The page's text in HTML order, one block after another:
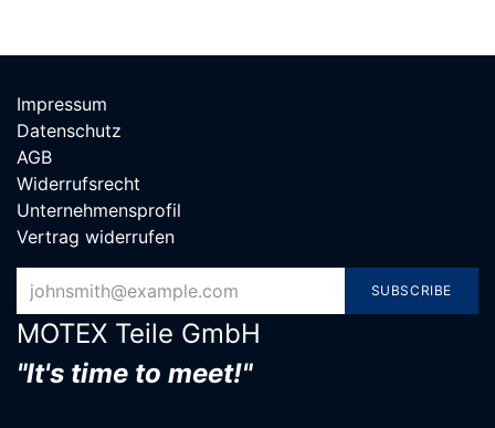
Impressum
Datenschutz
AGB
Widerrufsrecht
Unternehmensprofil
Vertrag widerrufen
SUBSCRIBE
MOTEX Teile G​mbH
"It's time to meet!"